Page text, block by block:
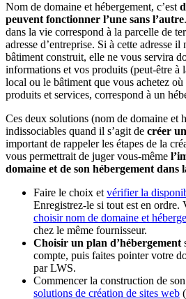
Nom de domaine et hébergement, c’est
peuvent fonctionner l’une sans l’autre
dans la vie correspond à la parcelle de
adresse d’entreprise. Si à cette adresse il
bâtiment construit, elle ne vous servira
informations et vos produits (peut-être à
local ou le bâtiment que vous achetez
produits et services, correspond à un
Ces deux solutions (nom de domaine et
indissociables quand il s’agit de créer
important de rappeler les étapes de la
vous permettrait de juger vous-même
domaine et de son hébergement dans
Faire le choix et vérifier la
Enregistrez-le si tout est en ordre.
choisir nom de domaine et
chez le même fournisseur.
Choisir un plan d’hébergement
compte, puis faites pointer votre
par LWS.
Commencer la construction de
solutions de création de sites web